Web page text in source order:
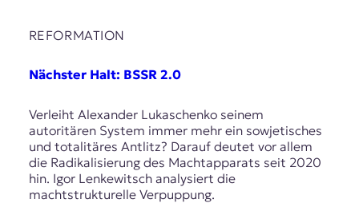
REFORMATION
Nächster Halt: BSSR 2.0
Verleiht Alexander Lukaschenko seinem
autoritären System immer mehr ein sowjetisches
und totalitäres Antlitz? Darauf deutet vor allem
die Radikalisierung des Machtapparats seit 2020
hin. Igor Lenkewitsch analysiert die
machtstrukturelle Verpuppung.